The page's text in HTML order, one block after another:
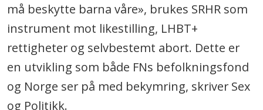
må beskytte barna våre», brukes SRHR som
instrument mot likestilling, LHBT+
rettigheter og selvbestemt abort. Dette er
en utvikling som både FNs befolkningsfond
og Norge ser på med bekymring, skriver Sex
og Politikk.